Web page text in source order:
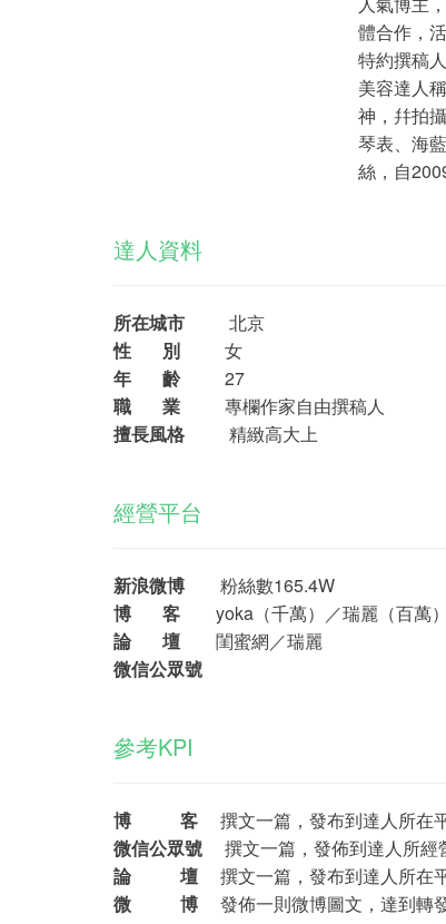
體合作，
特約撰稿
美容達人
神，幷拍
琴表、海
絲，自
達人資料
所在城市 北京
性 別 女
年 齡27
職 業 專欄作家自由撰稿人
擅長風格 精緻高大上
經營平台
新浪微博 粉絲數165.4W
博 客 yoka（千萬）／瑞麗（百萬
論 壇
閨蜜網／瑞麗
微信公眾號
參考KPI
博 客
撰文一篇，發布到達人所在
微信公眾號 撰文一篇，發佈到達人所經
論 壇
撰文一篇，發布到達人所在
微 博 發佈一則微博圖文，達到轉